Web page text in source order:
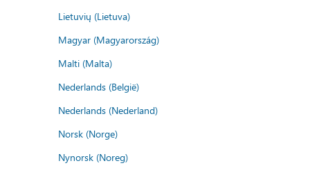
Lietuvių (Lietuva)
Magyar (Magyarország)
Malti (Malta)
Nederlands (België)
Nederlands (Nederland)
Norsk (Norge)
Nynorsk (Noreg)